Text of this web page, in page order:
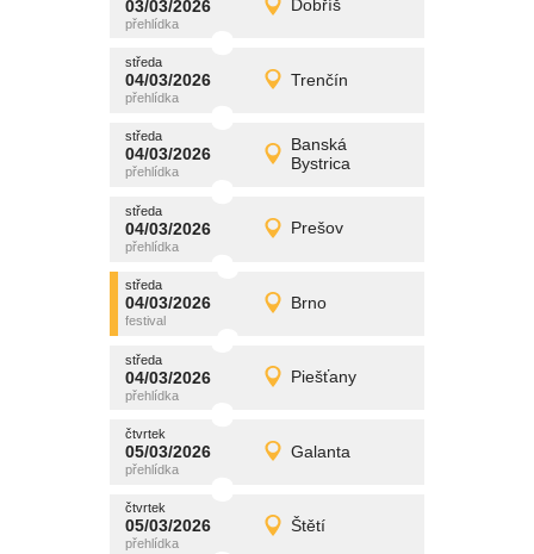
03/03/2026 Dobříš
úterý
03/03/2026 Detail
středa
04/03/2026 Trenčín
středa
04/03/2026 Detail
promítání
středa
04/03/2026
Banská
Bystrica
středa
04/03/2026 Detail
promítání
středa
04/03/2026 Prešov
středa
04/03/2026 Detail
promítání
středa
04/03/2026 Brno
středa
04/03/2026 Detail
promítání
středa
04/03/2026 Piešťany
středa
04/03/2026 Detail
promítání
čtvrtek
05/03/2026 Galanta
čtvrtek
05/03/2026 Detail
promítání
čtvrtek
05/03/2026 Štětí
čtvrtek
05/03/2026 Detail
promítání